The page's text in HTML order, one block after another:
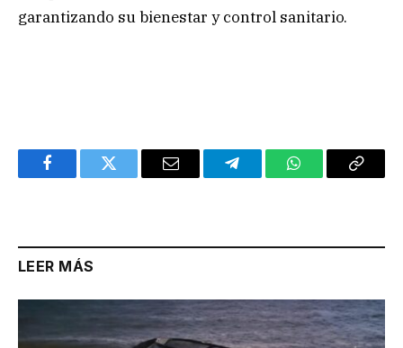
garantizando su bienestar y control sanitario.
FacebookTwitter Email TelegramWhatsAppCopy
LEER MÁS